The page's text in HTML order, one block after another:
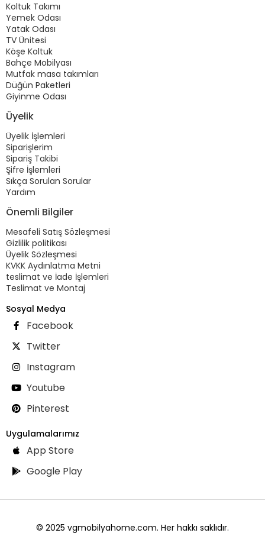
Koltuk Takımı
Yemek Odası
Yatak Odası
TV Ünitesi
Köşe Koltuk
Bahçe Mobilyası
Mutfak masa takımları
Düğün Paketleri
Giyinme Odası
Üyelik
Üyelik İşlemleri
Siparişlerim
Sipariş Takibi
Şifre İşlemleri
Sıkça Sorulan Sorular
Yardım
Önemli Bilgiler
Mesafeli Satış Sözleşmesi
Gizlilik politikası
Üyelik Sözleşmesi
KVKK Aydınlatma Metni
teslimat ve İade İşlemleri
Teslimat ve Montaj
Sosyal Medya
Facebook
Twitter
Instagram
Youtube
Pinterest
Uygulamalarımız
App Store
Google Play
© 2025 vgmobilyahome.com. Her hakkı saklıdır.